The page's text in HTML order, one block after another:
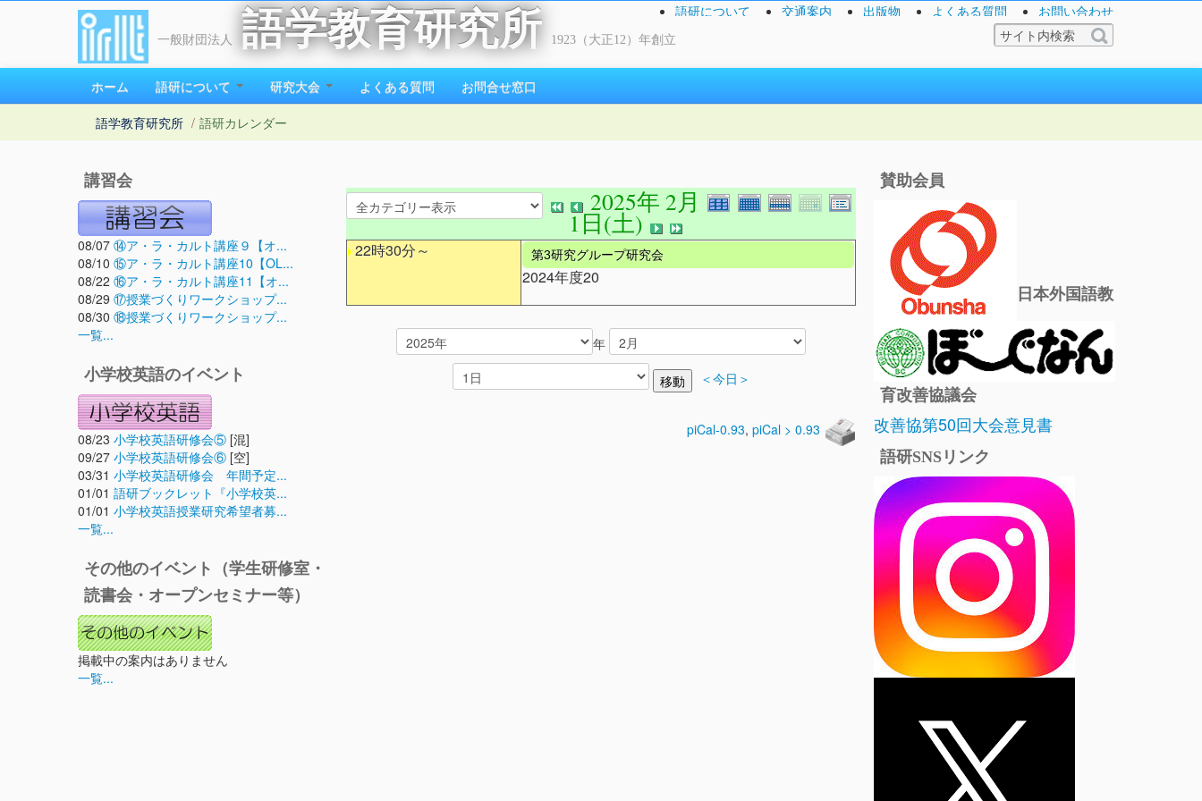
一般財団法人 語学教育研究所 1923（大正12）年創立
語研について 交通案内 出版物 よくある質問 お問い合わせ
ホーム 語研について 研究大会 よくある質問 お問合せ窓口
語学教育研究所 / 語研カレンダー
講習会
08/07 ⑭ア・ラ・カルト講座９【オ...
08/10 ⑮ア・ラ・カルト講座10【OL...
08/22 ⑯ア・ラ・カルト講座11【オ...
08/29 ⑰授業づくりワークショップ...
08/30 ⑱授業づくりワークショップ...
一覧...
小学校英語のイベント
08/23 小学校英語研修会⑤ [混]
09/27 小学校英語研修会⑥ [空]
03/31 小学校英語研修会 年間予定...
01/01 語研ブックレット『小学校英...
01/01 小学校英語授業研究希望者募...
一覧...
その他のイベント（学生研修室・
読書会・オープンセミナー等）
掲載中の案内はありません
一覧...
2025年 2月
1日(土)
22時30分～ 第3研究グループ研究会
2024年度20
年
＜今日＞
piCal-0.93, piCal > 0.93
賛助会員
日本外国語教
育改善協議会
改善協第50回大会意見書
語研SNSリンク